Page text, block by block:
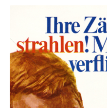
Einst und Heute
Marken
Konzerne
Epoche